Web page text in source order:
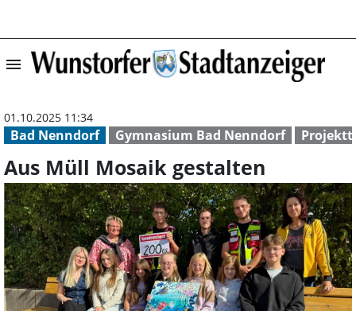
menu Aus Müll
Bad Nenndorf Gymnasium Bad Nenndorf
01.10.2025 11:34
Aus Müll Mosaik gestalten